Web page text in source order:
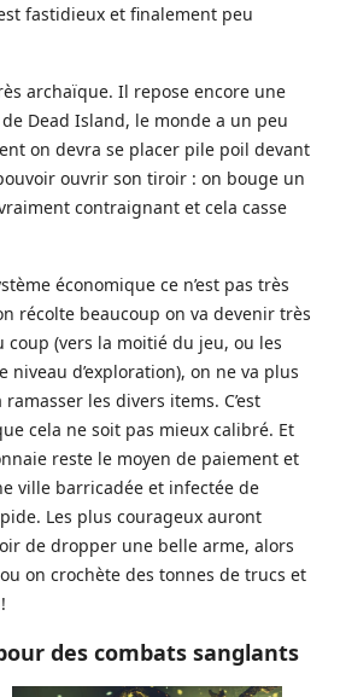
fastidieux et finalement peu
archaïque. Il repose encore une
Dead Island, le monde a un peu
on devra se placer pile poil devant
ouvrir son tiroir : on bouge un
vraiment contraignant et cela casse
économique ce n’est pas très
récolte beaucoup on va devenir très
coup (vers la moitié du jeu, ou les
d’exploration), on ne va plus
les divers items. C’est
cela ne soit pas mieux calibré. Et
reste le moyen de paiement et
ville barricadée et infectée de
Les plus courageux auront
de dropper une belle arme, alors
on crochète des tonnes de trucs et
des combats sanglants